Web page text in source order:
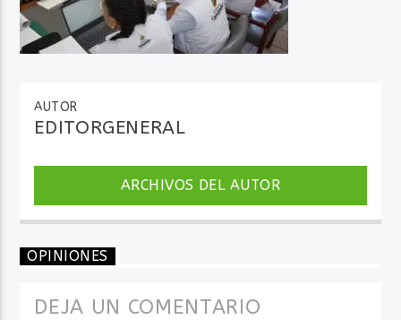
AUTOR
EDITORGENERAL
ARCHIVOS DEL AUTOR
OPINIONES
DEJA UN COMENTARIO